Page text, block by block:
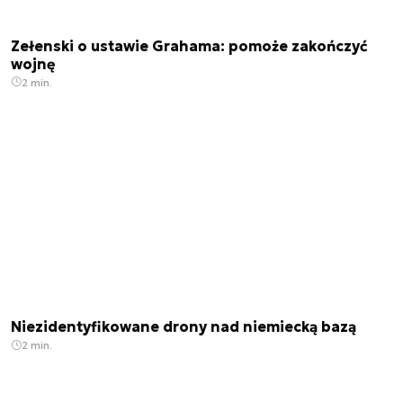
Zełenski o ustawie Grahama: pomoże zakończyć
wojnę
2 min.
Niezidentyfikowane drony nad niemiecką bazą
2 min.